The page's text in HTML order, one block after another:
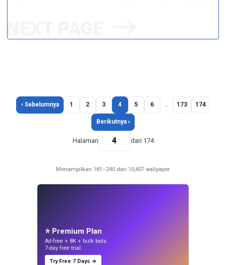
‹ Sebelumnya 1 2 3 4 5 6 … 173 174
Berikutnya ›
Halaman dari 174
Menampilkan 181–240 dari 10,407 wallpaper
⭐ Premium Plan
Ad-free + 8K + bulk tools.
7-day free trial.
Try Free 7 Days →